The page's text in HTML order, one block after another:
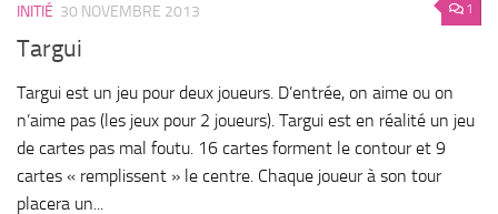
1
INITIÉ 30 NOVEMBRE 2013
Targui
Targui est un jeu pour deux joueurs. D’entrée, on aime ou on
n’aime pas (les jeux pour 2 joueurs). Targui est en réalité un jeu
de cartes pas mal foutu. 16 cartes forment le contour et 9
cartes « remplissent » le centre. Chaque joueur à son tour
placera un...